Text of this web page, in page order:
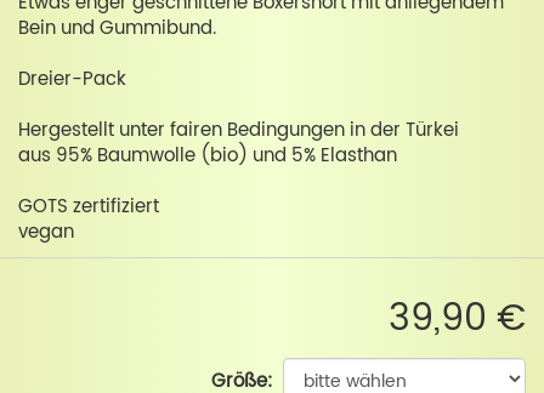
Bein und Gummibund.
Dreier-Pack
Hergestellt unter fairen Bedingungen in der Türkei
aus 95% Baumwolle (bio) und 5% Elasthan
GOTS zertifiziert
vegan
39,90 €
Größe: